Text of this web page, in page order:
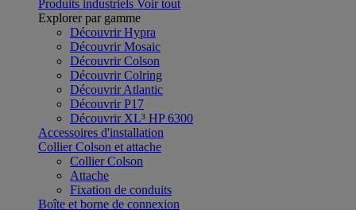
Produits industriels Voir tout
Explorer par gamme
Découvrir Hypra
Découvrir Mosaic
Découvrir Colson
Découvrir Colring
Découvrir Atlantic
Découvrir P17
Découvrir XL³ HP 6300
Accessoires d'installation
Collier Colson et attache
Collier Colson
Attache
Fixation de conduits
Boîte et borne de connexion